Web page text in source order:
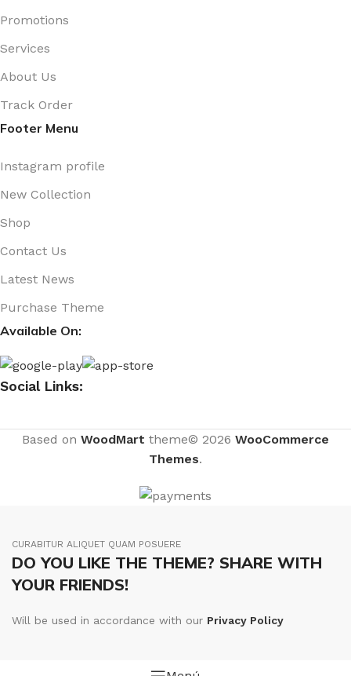
Promotions
Services
About Us
Track Order
Footer Menu
Instagram profile
New Collection
Shop
Contact Us
Latest News
Purchase Theme
Available On:
Social Links:
Based on WoodMart theme© 2026 WooCommerce
Themes.
CURABITUR ALIQUET QUAM POSUERE
DO YOU LIKE THE THEME? SHARE WITH
YOUR FRIENDS!
Will be used in accordance with our Privacy Policy